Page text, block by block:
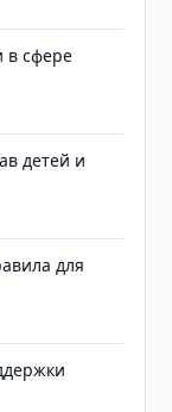
в сфере
детей и
для